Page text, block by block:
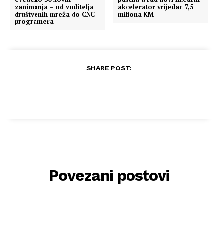
zanimanja – od voditelja
društvenih mreža do CNC
programera
akcelerator vrijedan 7,5
miliona KM
SHARE POST:
Povezani postovi